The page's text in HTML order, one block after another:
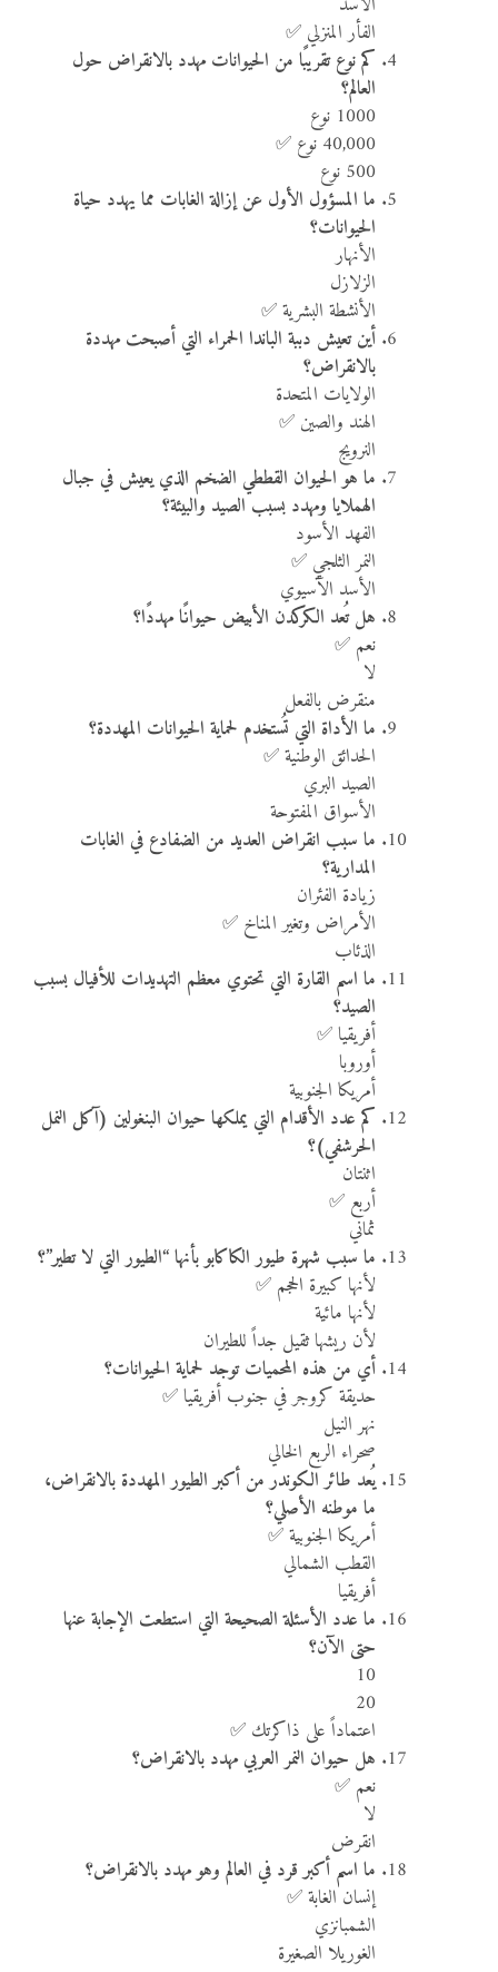
الفأر المنزلي ✅
كم نوع تقريبًا من الحيوانات مهدد بالانقراض حول
العالم؟
1000 نوع
40,000 نوع ✅
500 نوع
ما المسؤول الأول عن إزالة الغابات مما يهدد حياة
الحيوانات؟
الأنهار
الزلازل
الأنشطة البشرية ✅
أين تعيش دببة الباندا الحمراء التي أصبحت مهددة
بالانقراض؟
الولايات المتحدة
الهند والصين ✅
النرويج
ما هو الحيوان القططي الضخم الذي يعيش في جبال
الهملايا ومهدد بسبب الصيد والبيئة؟
الفهد الأسود
النمر الثلجي ✅
الأسد الآسيوي
هل تُعد الكركدن الأبيض حيوانًا مهددًا؟
نعم ✅
لا
منقرض بالفعل
ما الأداة التي تُستخدم لحماية الحيوانات المهددة؟
الحدائق الوطنية ✅
الصيد البري
الأسواق المفتوحة
ما سبب انقراض العديد من الضفادع في الغابات
المدارية؟
زيادة الفئران
الأمراض وتغير المناخ ✅
الذئاب
ما اسم القارة التي تحتوي معظم التهديدات للأفيال بسبب
الصيد؟
أفريقيا ✅
أوروبا
أمريكا الجنوبية
كم عدد الأقدام التي يملكها حيوان البنغولين (آكل النمل
الحرشفي)؟
اثنتان
أربع ✅
ثماني
ما سبب شهرة طيور الكاكابو بأنها “الطيور التي لا تطير”؟
لأنها كبيرة الحجم ✅
لأنها مائية
لأن ريشها ثقيل جداً للطيران
أي من هذه المحميات توجد لحماية الحيوانات؟
حديقة كروجر في جنوب أفريقيا ✅
نهر النيل
صحراء الربع الخالي
يُعد طائر الكوندر من أكبر الطيور المهددة بالانقراض،
ما موطنه الأصلي؟
أمريكا الجنوبية ✅
القطب الشمالي
أفريقيا
ما عدد الأسئلة الصحيحة التي استطعت الإجابة عنها
حتى الآن؟
10
20
اعتماداً على ذاكرتك ✅
هل حيوان النمر العربي مهدد بالانقراض؟
نعم ✅
لا
انقرض
ما اسم أكبر قرد في العالم وهو مهدد بالانقراض؟
إنسان الغابة ✅
الشمبانزي
الغوريلا الصغيرة